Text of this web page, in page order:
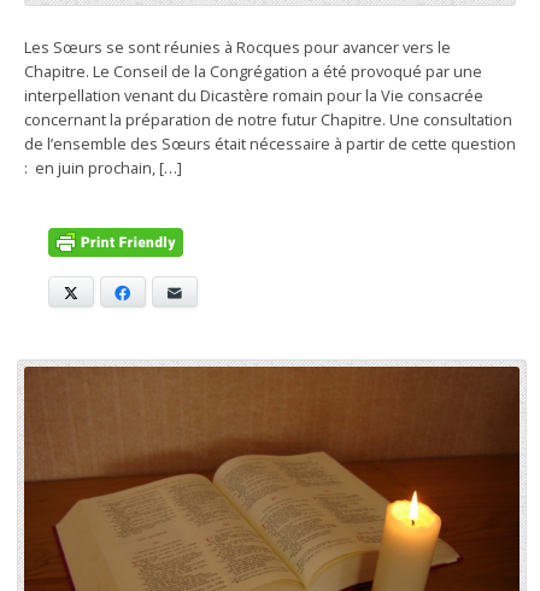
Les Sœurs se sont réunies à Rocques pour avancer vers le
Chapitre. Le Conseil de la Congrégation a été provoqué par une
interpellation venant du Dicastère romain pour la Vie consacrée
concernant la préparation de notre futur Chapitre. Une consultation
de l’ensemble des Sœurs était nécessaire à partir de cette question
: en juin prochain, […]
Facebook